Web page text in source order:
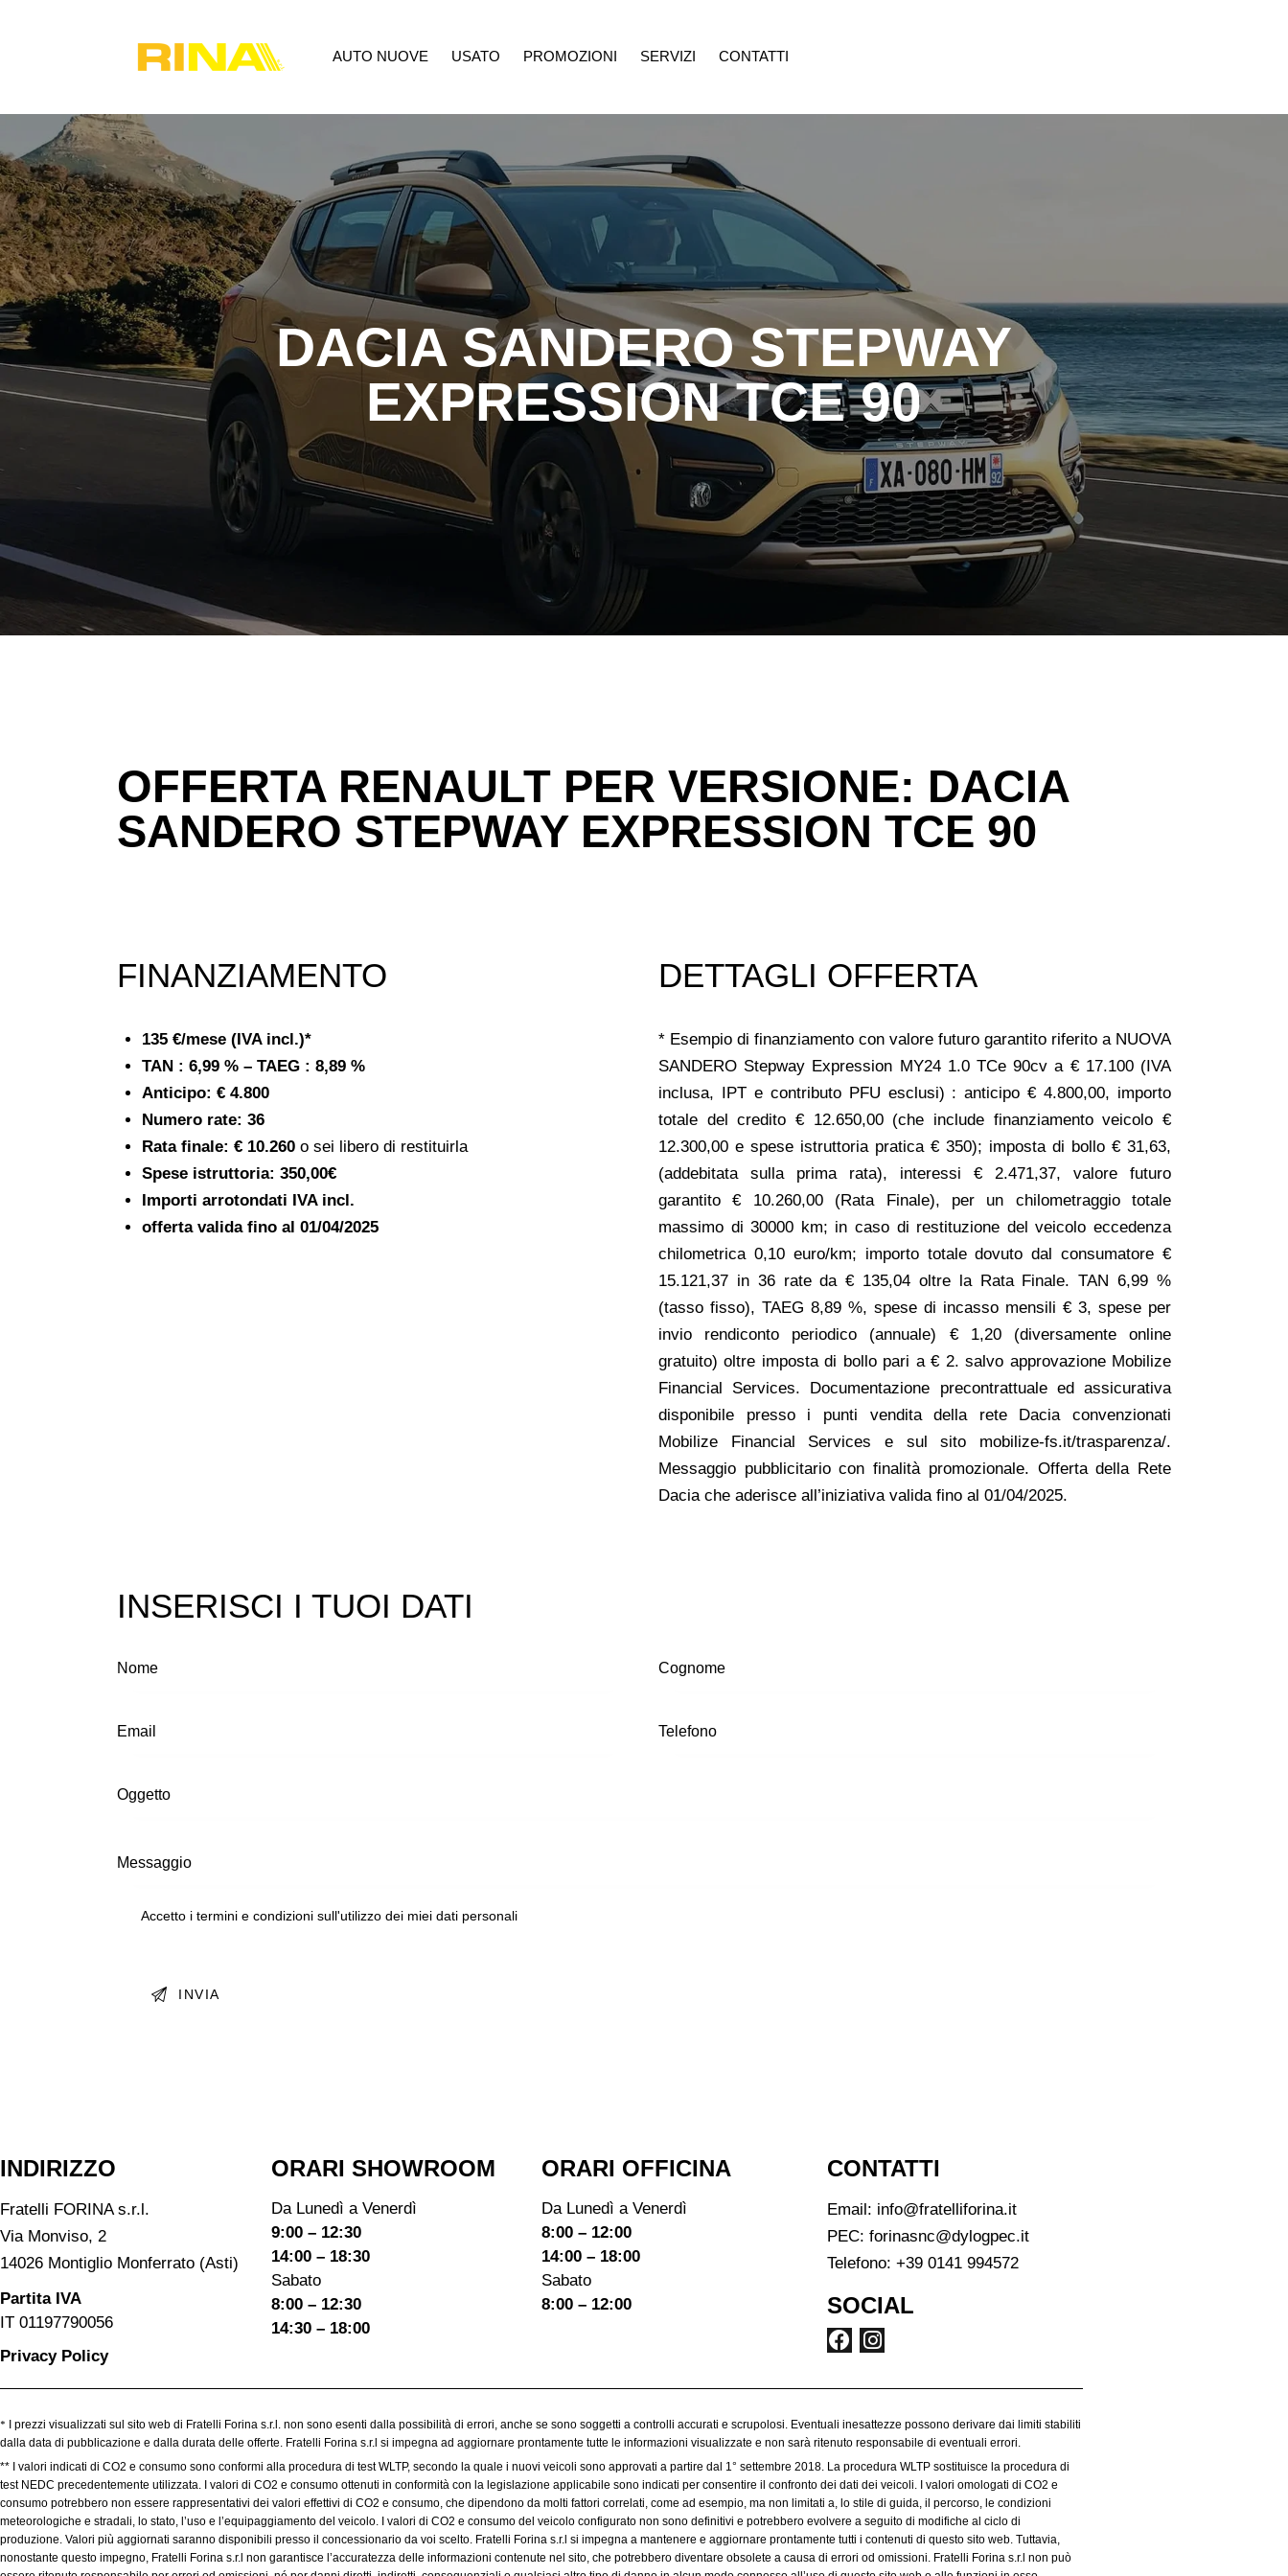
AUTO NUOVE USATO PROMOZIONI SERVIZI CONTATTI
DACIA SANDERO STEPWAY
EXPRESSION TCE 90
OFFERTA RENAULT PER VERSIONE: DACIA
SANDERO STEPWAY EXPRESSION TCE 90
FINANZIAMENTO
135 €/mese (IVA incl.)*
TAN : 6,99 % – TAEG : 8,89 %
Anticipo: € 4.800
Numero rate: 36
Rata finale: € 10.260o sei libero di restituirla
Spese istruttoria: 350,00€
Importi arrotondati IVA incl.
offerta valida fino al 01/04/2025
DETTAGLI OFFERTA
* Esempio di finanziamento con valore futuro garantito riferito a NUOVA
SANDERO Stepway Expression MY24 1.0 TCe 90cv a € 17.100 (IVA
inclusa, IPT e contributo PFU esclusi) : anticipo € 4.800,00, importo
totale del credito € 12.650,00 (che include finanziamento veicolo €
12.300,00 e spese istruttoria pratica € 350); imposta di bollo € 31,63,
(addebitata sulla prima rata), interessi € 2.471,37, valore futuro
garantito € 10.260,00 (Rata Finale), per un chilometraggio totale
massimo di 30000 km; in caso di restituzione del veicolo eccedenza
chilometrica 0,10 euro/km; importo totale dovuto dal consumatore €
15.121,37 in 36 rate da € 135,04 oltre la Rata Finale. TAN 6,99 %
(tasso fisso), TAEG 8,89 %, spese di incasso mensili € 3, spese per
invio rendiconto periodico (annuale) € 1,20 (diversamente online
gratuito) oltre imposta di bollo pari a € 2. salvo approvazione Mobilize
Financial Services. Documentazione precontrattuale ed assicurativa
disponibile presso i punti vendita della rete Dacia convenzionati
Mobilize Financial Services e sul sito mobilize-fs.it/trasparenza/.
Messaggio pubblicitario con finalità promozionale. Offerta della Rete
Dacia che aderisce all’iniziativa valida fino al 01/04/2025.
INSERISCI I TUOI DATI
Accetto i termini e condizioni sull'utilizzo dei miei dati personali
INDIRIZZO
Fratelli FORINA s.r.l.
Via Monviso, 2
14026 Montiglio Monferrato (Asti)
Partita IVA
IT 01197790056
Privacy Policy
ORARI SHOWROOM​
Da Lunedì a Venerdì
9:00 – 12:30
14:00 – 18:30
Sabato
8:00 – 12:30
14:30 – 18:00
ORARI OFFICINA
Da Lunedì a Venerdì
8:00 – 12:00
14:00 – 18:00
Sabato
8:00 – 12:00
CONTATTI
Email: info@fratelliforina.it
PEC: forinasnc@dylogpec.it
Telefono: +39 0141 994572
SOCIAL
*
I prezzi visualizzati sul sito web di Fratelli Forina s.r.l. non sono esenti dalla possibilità di errori, anche se sono soggetti a controlli accurati e scrupolosi. Eventuali inesattezze possono derivare dai limiti stabiliti
dalla data di pubblicazione e dalla durata delle offerte. Fratelli Forina s.r.l si impegna ad aggiornare prontamente tutte le informazioni visualizzate e non sarà ritenuto responsabile di eventuali errori.
** I valori indicati di CO2 e consumo sono conformi alla procedura di test WLTP, secondo la quale i nuovi veicoli sono approvati a partire dal 1° settembre 2018. La procedura WLTP sostituisce la procedura di
test NEDC precedentemente utilizzata. I valori di CO2 e consumo ottenuti in conformità con la legislazione applicabile sono indicati per consentire il confronto dei dati dei veicoli. I valori omologati di CO2 e
consumo potrebbero non essere rappresentativi dei valori effettivi di CO2 e consumo, che dipendono da molti fattori correlati, come ad esempio, ma non limitati a, lo stile di guida, il percorso, le condizioni
meteorologiche e stradali, lo stato, l’uso e l’equipaggiamento del veicolo. I valori di CO2 e consumo del veicolo configurato non sono definitivi e potrebbero evolvere a seguito di modifiche al ciclo di
produzione. Valori più aggiornati saranno disponibili presso il concessionario da voi scelto. Fratelli Forina s.r.l si impegna a mantenere e aggiornare prontamente tutti i contenuti di questo sito web. Tuttavia,
nonostante questo impegno, Fratelli Forina s.r.l non garantisce l’accuratezza delle informazioni contenute nel sito, che potrebbero diventare obsolete a causa di errori od omissioni. Fratelli Forina s.r.l non può